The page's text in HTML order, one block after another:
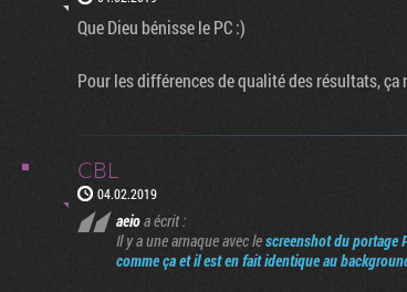
Que Dieu bénisse le PC :)
Pour les différences de qualité des résultats,
CBL
04.02.2019
aeioa écrit :
Il y a une arnaque avec lescreenshot du portage
comme ça et il est en fait identique au